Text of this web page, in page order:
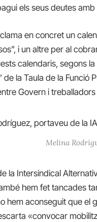
els seus deutes
en concret un
i un altre per al
calendaris, segons
la Taula de la Funció
Govern i
Melina
la Intersindical
hem fet tancades
hem aconseguit que el
«convocar